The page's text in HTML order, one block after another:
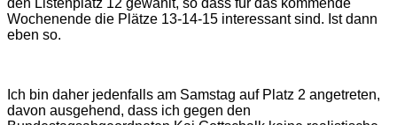
Wochenende die Plätze 13-14-15 interessant sind. Ist dann
eben so.
Ich bin daher jedenfalls am Samstag auf Platz 2 angetreten,
davon ausgehend, dass ich gegen den